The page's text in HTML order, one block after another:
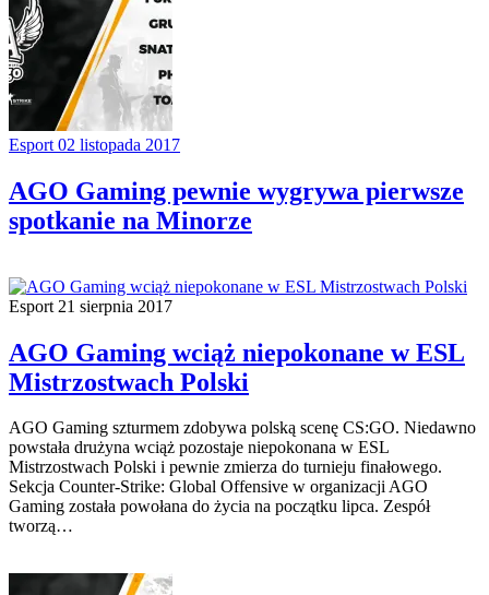
Esport 02 listopada 2017
AGO Gaming pewnie wygrywa pierwsze
spotkanie na Minorze
Esport 21 sierpnia 2017
AGO Gaming wciąż niepokonane w ESL
Mistrzostwach Polski
AGO Gaming szturmem zdobywa polską scenę CS:GO. Niedawno
powstała drużyna wciąż pozostaje niepokonana w ESL
Mistrzostwach Polski i pewnie zmierza do turnieju finałowego.
Sekcja Counter-Strike: Global Offensive w organizacji AGO
Gaming została powołana do życia na początku lipca. Zespół
tworzą…